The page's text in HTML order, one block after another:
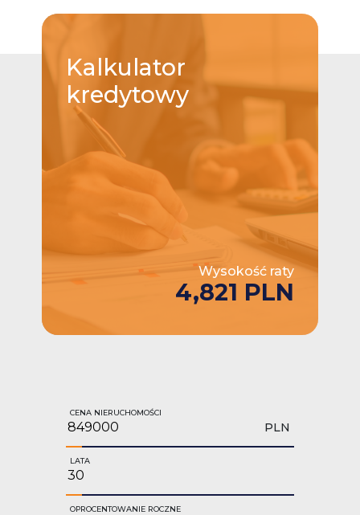
Kalkulator
kredytowy
Wysokość raty
4,821 PLN
CENA NIERUCHOMOŚCI
PLN
LATA
OPROCENTOWANIE ROCZNE